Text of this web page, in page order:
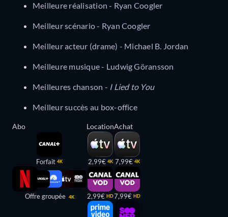
Meilleure réalisation - Ryan Coogler
Meilleur scénario - Ryan Coogler
Meilleur acteur (drame) - Michael B. Jordan
Meilleure musique - Ludwig Göransson
Meilleures chanson - I Lied to You
Meilleur succès au box-office
Abo
Forfait 4K
Offre groupée 4K
Location
2,99€ 4K
2,99€ HD
Achat
7,99€ 4K
7,99€ HD